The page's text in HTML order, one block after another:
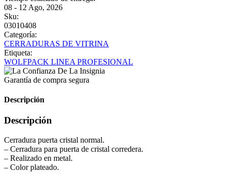
08 - 12 Ago, 2026
Sku:
03010408
Categoría:
CERRADURAS DE VITRINA
Etiqueta:
WOLFPACK LINEA PROFESIONAL
Garantía de compra segura
Descripción
Descripción
Cerradura puerta cristal normal.
– Cerradura para puerta de cristal corredera.
– Realizado en metal.
– Color plateado.